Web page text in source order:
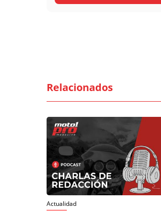
Relacionados
Actualidad